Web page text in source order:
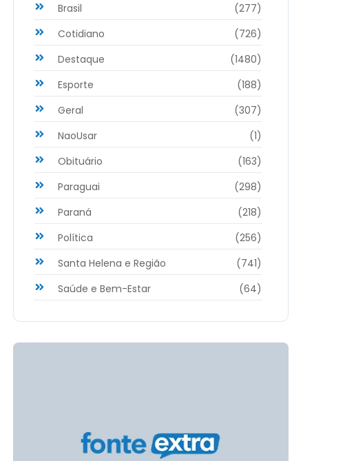
Brasil
(277)
Cotidiano
(726)
Destaque
(1480)
Esporte
(188)
Geral
(307)
NaoUsar
(1)
Obituário
(163)
Paraguai
(298)
Paraná
(218)
Política
(256)
Santa Helena e Região
(741)
Saúde e Bem-Estar
(64)